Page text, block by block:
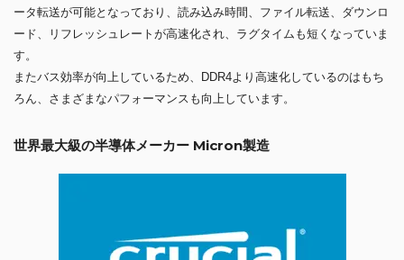
ータ転送が可能となっており、読み込み時間、ファイル転送、ダウンロ
ード、リフレッシュレートが高速化され、ラグタイムも短くなっていま
す。
またバス効率が向上しているため、DDR4より高速化しているのはもち
ろん、さまざまなパフォーマンスも向上しています。
世界最大級の半導体メーカー Micron製造